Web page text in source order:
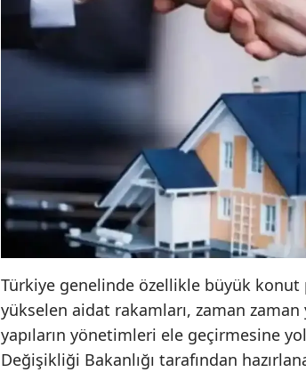
Türkiye genelinde özellikle büyük
yükselen aidat rakamları, zaman
yapıların yönetimleri ele geçirmesine
Değişikliği Bakanlığı tarafından